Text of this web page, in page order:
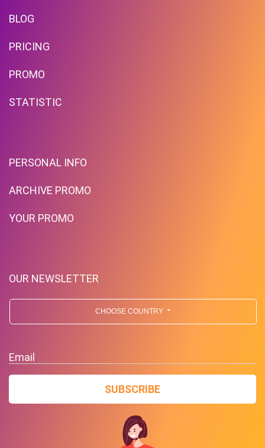
BLOG
PRICING
PROMO
STATISTIC
PERSONAL INFO
ARCHIVE PROMO
YOUR PROMO
OUR NEWSLETTER
CHOOSE COUNTRY
Email
SUBSCRIBE